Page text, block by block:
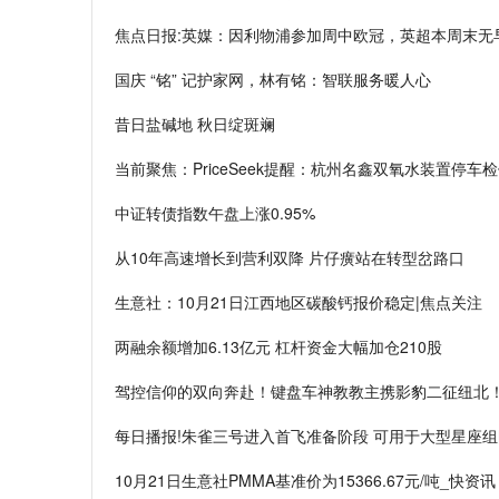
焦点日报:英媒：因利物浦参加周中欧冠，英超本周末无
国庆 “铭” 记护家网，林有铭：智联服务暖人心
昔日盐碱地 秋日绽斑斓
当前聚焦：PriceSeek提醒：杭州名鑫双氧水装置停车
中证转债指数午盘上涨0.95%
从10年高速增长到营利双降 片仔癀站在转型岔路口
生意社：10月21日江西地区碳酸钙报价稳定|焦点关注
两融余额增加6.13亿元 杠杆资金大幅加仓210股
驾控信仰的双向奔赴！键盘车神教教主携影豹二征纽北！
每日播报!朱雀三号进入首飞准备阶段 可用于大型星座
10月21日生意社PMMA基准价为15366.67元/吨_快资讯